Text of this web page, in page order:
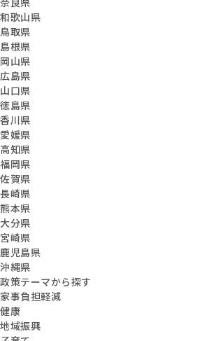
和歌山県
鳥取県
島根県
岡山県
広島県
山口県
徳島県
香川県
愛媛県
高知県
福岡県
佐賀県
長崎県
熊本県
大分県
宮崎県
鹿児島県
沖縄県
政策テーマから探す
家事負担軽減
健康
地域振興